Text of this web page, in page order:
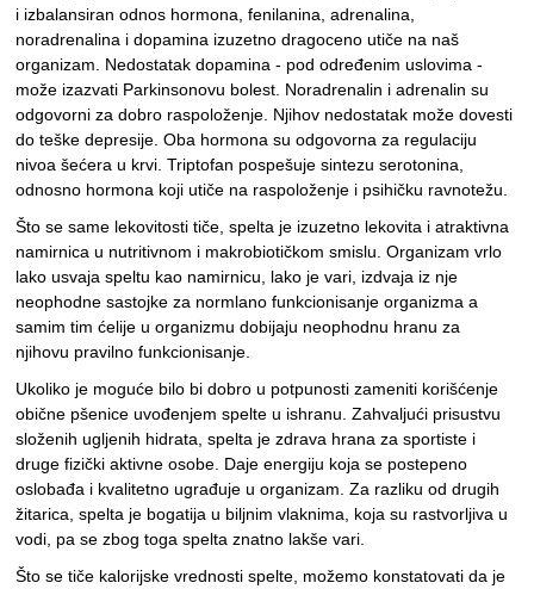
i izbalansiran odnos hormona, fenilanina, adrenalina,
noradrenalina i dopamina izuzetno dragoceno utiče na naš
organizam. Nedostatak dopamina - pod određenim uslovima -
može izazvati Parkinsonovu bolest. Noradrenalin i adrenalin su
odgovorni za dobro raspoloženje. Njihov nedostatak može dovesti
do teške depresije. Oba hormona su odgovorna za regulaciju
nivoa šećera u krvi. Triptofan pospešuje sintezu serotonina,
odnosno hormona koji utiče na raspoloženje i psihičku ravnotežu.
Što se same lekovitosti tiče, spelta je izuzetno lekovita i atraktivna
namirnica u nutritivnom i makrobiotičkom smislu. Organizam vrlo
lako usvaja speltu kao namirnicu, lako je vari, izdvaja iz nje
neophodne sastojke za normlano funkcionisanje organizma a
samim tim ćelije u organizmu dobijaju neophodnu hranu za
njihovu pravilno funkcionisanje.
Ukoliko je moguće bilo bi dobro u potpunosti zameniti korišćenje
obične pšenice uvođenjem spelte u ishranu. Zahvaljući prisustvu
složenih ugljenih hidrata, spelta je zdrava hrana za sportiste i
druge fizički aktivne osobe. Daje energiju koja se postepeno
oslobađa i kvalitetno ugrađuje u organizam. Za razliku od drugih
žitarica, spelta je bogatija u biljnim vlaknima, koja su rastvorljiva u
vodi, pa se zbog toga spelta znatno lakše vari.
Što se tiče kalorijske vrednosti spelte, možemo konstatovati da je